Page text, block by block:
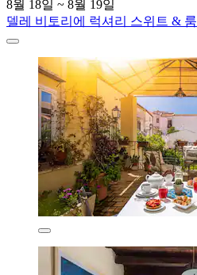
8월 18일 ~ 8월 19일
델레 비토리에 럭셔리 스위트 & 룸